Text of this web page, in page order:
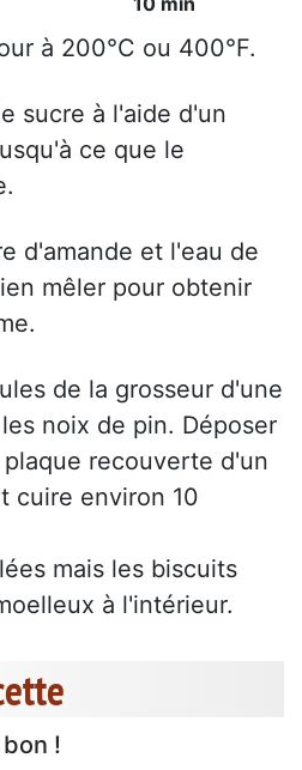
à 200°C ou 400°F.
sucre à l'aide d'un
ce que le
d'amande et l'eau de
mêler pour obtenir
de la grosseur d'une
noix de pin. Déposer
recouverte d'un
cuire environ 10
mais les biscuits
à l'intérieur.
!